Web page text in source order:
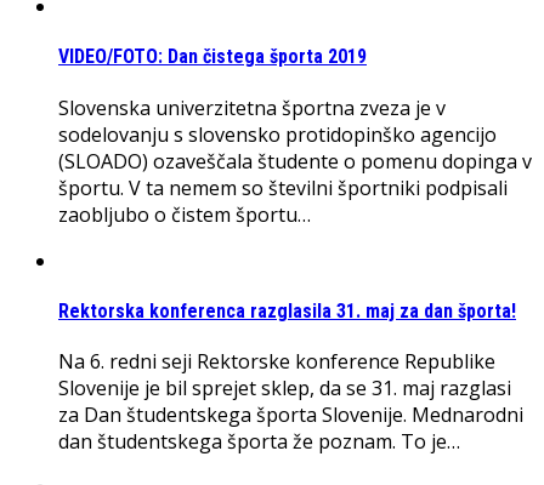
VIDEO/FOTO: Dan čistega športa 2019
Slovenska univerzitetna športna zveza je v
sodelovanju s slovensko protidopinško agencijo
(SLOADO) ozaveščala študente o pomenu dopinga v
športu. V ta nemem so številni športniki podpisali
zaobljubo o čistem športu…
Rektorska konferenca razglasila 31. maj za dan športa!
Na 6. redni seji Rektorske konference Republike
Slovenije je bil sprejet sklep, da se 31. maj razglasi
za Dan študentskega športa Slovenije. Mednarodni
dan študentskega športa že poznam. To je…